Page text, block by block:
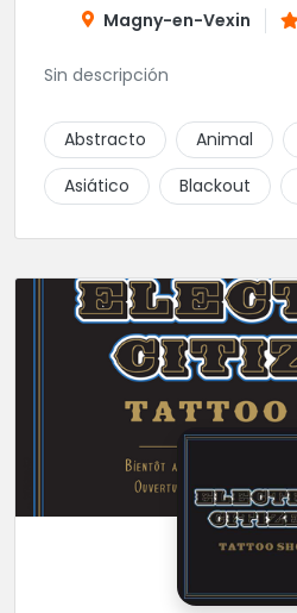
Magny-en-Vexin
Sin descripción
Abstracto Animal
Asiático
Blackout